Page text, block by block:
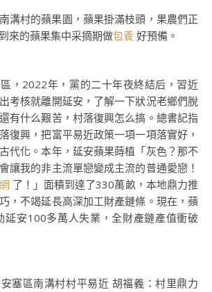
溝村的蘋果園，蘋果掛滿枝頭，果農們正
來的蘋果集中采摘期做包養 好預備。
，2022年，黨的二十年夜終結后，習近
考核就離開延安，了解一下狀況老鄉們脫
有什么艱苦，村落復興怎么搞。總書記指
復興，把富平易近政策一項一項落實好，
代化。本年，延安蘋果蒔植「灰色？那不
讓我的非主流單戀變成主流的普通愛戀！
了！」面積到達了330萬畝，本地鼎力推
，不竭延長高深加工財產鏈條。現在，蘋
延安100多萬人失業，全財產鏈產值衝破
塞區南溝村村平易近 胡福義：村里鼎力